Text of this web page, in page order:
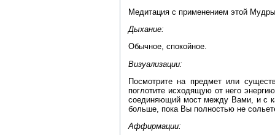
Медитация с применением этой
Дыхание:
Обычное, спокойное.
Визуализации:
Посмотрите на предмет или
поглотите исходящую от него
соединяющий мост между Вами, и с
больше, пока Вы полностью не
Аффирмации: